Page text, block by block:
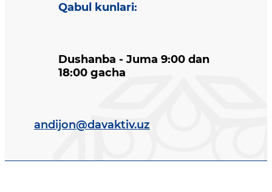
Qabul kunlari:
Dushanba - Juma 9:00 dan
18:00 gacha
andijon@davaktiv.uz